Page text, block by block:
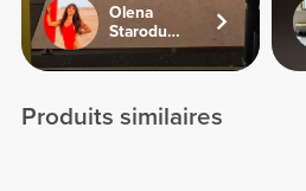
Olena
Starodubets
Produits similaires